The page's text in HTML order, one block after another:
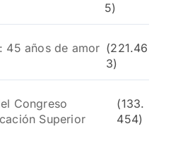
5)
45 años de amor (221.46
3)
Congreso
Superior
(133.
454)